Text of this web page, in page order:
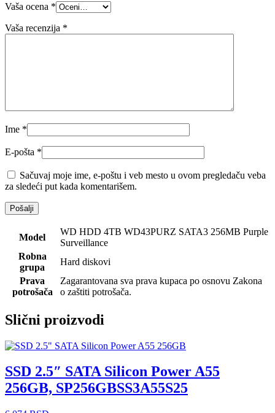
Vaša ocena *
Vaša recenzija *
Ime *
E-pošta *
Sačuvaj moje ime, e-poštu i veb mesto u ovom pregledaču veba
za sledeći put kada komentarišem.
Model
WD HDD 4TB WD43PURZ SATA3 256MB Purple
Surveillance
Robna
grupa
Hard diskovi
Prava
potrošača
Zagarantovana sva prava kupaca po osnovu Zakona
o zaštiti potrošača.
Slični proizvodi
SSD 2.5″ SATA Silicon Power A55
256GB, SP256GBSS3A55S25